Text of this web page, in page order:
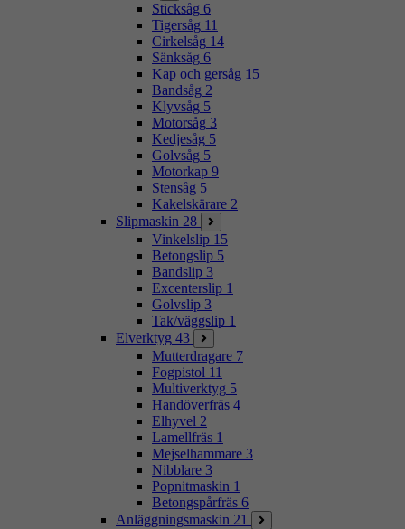
Sticksåg 6
Tigersåg 11
Cirkelsåg 14
Sänksåg 6
Kap och gersåg 15
Bandsåg 2
Klyvsåg 5
Motorsåg 3
Kedjesåg 5
Golvsåg 5
Motorkap 9
Stensåg 5
Kakelskärare 2
Slipmaskin 28
Vinkelslip 15
Betongslip 5
Bandslip 3
Excenterslip 1
Golvslip 3
Tak/väggslip 1
Elverktyg 43
Mutterdragare 7
Fogpistol 11
Multiverktyg 5
Handöverfräs 4
Elhyvel 2
Lamellfräs 1
Mejselhammare 3
Nibblare 3
Popnitmaskin 1
Betongspårfräs 6
Anläggningsmaskin 21